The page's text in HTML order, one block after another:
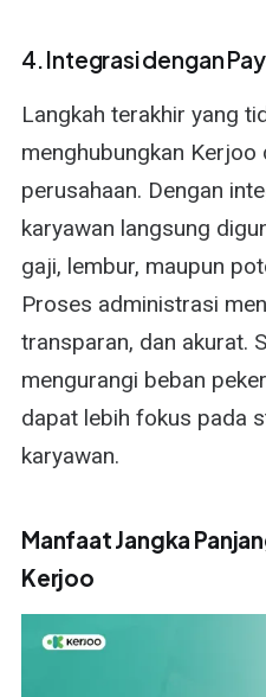
4. Integrasi dengan
Langkah terakhir yang
menghubungkan
perusahaan. Dengan
karyawan langsung
gaji, lembur, maupun
Proses administrasi
transparan, dan akurat.
mengurangi beban
dapat lebih fokus pada
karyawan.
Manfaat Jangka
Kerjoo